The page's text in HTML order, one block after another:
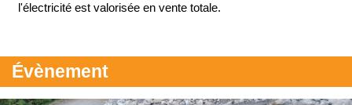
l'électricité est valorisée en vente totale.
Évènement